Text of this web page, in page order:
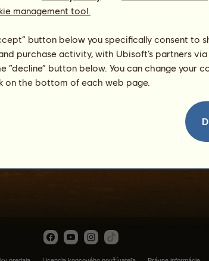
management tool.
button below you specifically consent to
purchase activity, with Ubisoft’s partners
“decline” button below. You can change your
on the bottom of each web page.